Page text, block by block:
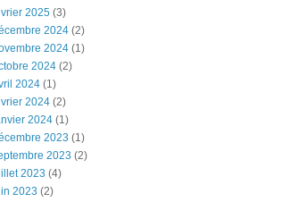
2025 (3)
2024 (2)
2024 (1)
2024 (2)
2024 (1)
2024 (2)
2024 (1)
2023 (1)
2023 (2)
2023 (4)
2023 (2)